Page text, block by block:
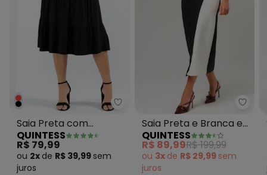
Quintess - Saia Preta com
Saia Preta com
Babados em Camadas
QUINTESS
R$ 79,99
ou 2x de R$ 39,99 sem
juros
Saia Preta e Branca em
Malha Ponto Roma
Sarjado
QUINTESS
R$ 89,99R$ 199,99
ou 3x de R$ 29,99 sem
juros